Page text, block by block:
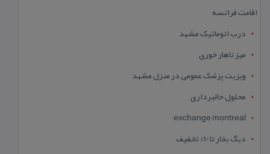
اقامت فرانسه
درب اتوماتیک مشهد
میز ناهار خوری
ویزیت پزشک عمومی در منزل مشهد
محلول خالبرداری
exchange montreal
دیگ بخار تا 10% تخفیف